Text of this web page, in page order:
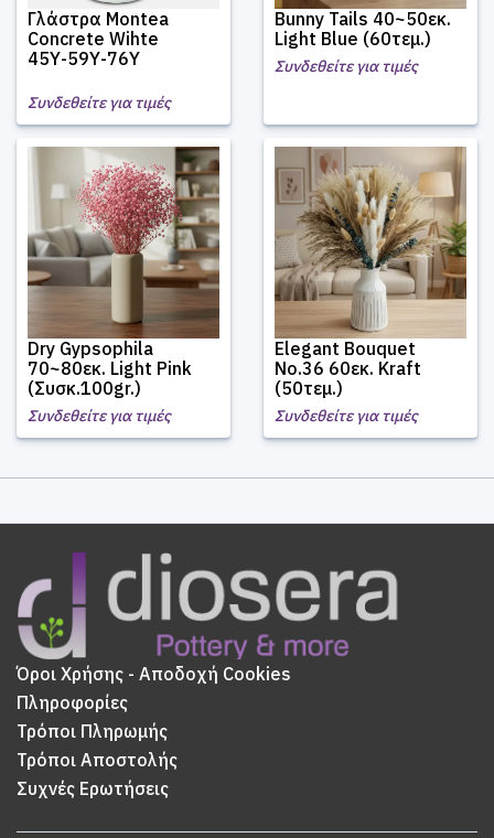
Γλάστρα Montea
Concrete Wihte
45Υ-59Υ-76Υ
Συνδεθείτε για τιμές
Bunny Tails 40~50εκ.
Light Blue (60τεμ.)
Συνδεθείτε για τιμές
Dry Gypsophila
70~80εκ. Light Pink
(Συσκ.100gr.)
Συνδεθείτε για τιμές
Elegant Bouquet
No.36 60εκ. Kraft
(50τεμ.)
Συνδεθείτε για τιμές
Όροι Χρήσης - Αποδοχή Cookies
Πληροφορίες
Τρόποι Πληρωμής
Τρόποι Αποστολής
Συχνές Ερωτήσεις